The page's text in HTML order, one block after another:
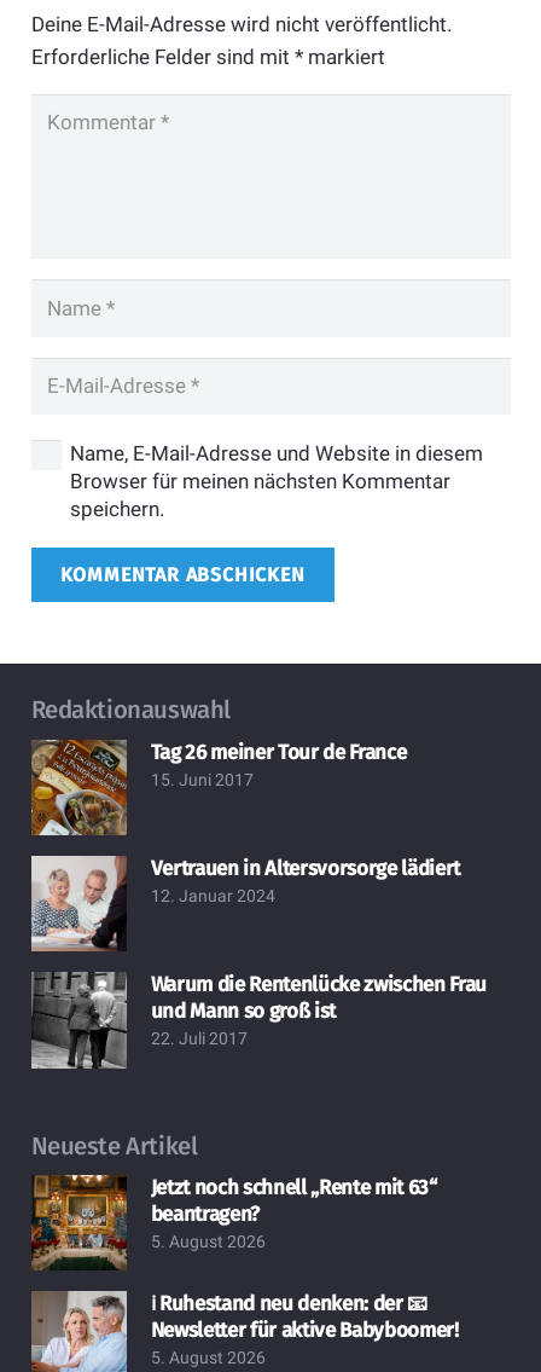
Deine E-Mail-Adresse wird nicht veröffentlicht.
Erforderliche Felder sind mit *markiert
Name, E-Mail-Adresse und Website in diesem
Browser für meinen nächsten Kommentar
speichern.
KOMMENTAR ABSCHICKEN
Redaktionauswahl
Tag 26 meiner Tour de France
15. Juni 2017
Vertrauen in Altersvorsorge lädiert
12. Januar 2024
Warum die Rentenlücke zwischen Frau
und Mann so groß ist
22. Juli 2017
Neueste Artikel
Jetzt noch schnell „Rente mit 63“
beantragen?
5. August 2026
ℹ️ Ruhestand neu denken: der 📧
Newsletter für aktive Babyboomer!
5. August 2026